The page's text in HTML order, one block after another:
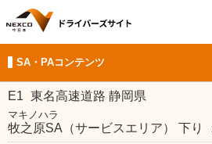
SA・PAコンテンツ
E1 東名高速道路 静岡県
マキノハラ
牧之原SA（サービスエリア） 下り